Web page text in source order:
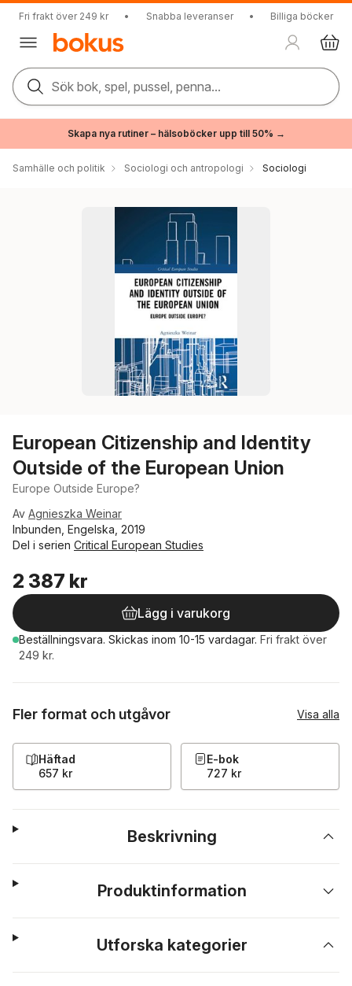
Fri frakt över 249 kr • Snabba leveranser • Billiga böcker
Sök bok, spel, pussel, penna...
Skapa nya rutiner – hälsoböcker upp till 50% →
Samhälle och politik Sociologi och antropologi Sociologi
European Citizenship and Identity
Outside of the European Union
Europe Outside Europe?
Av Agnieszka Weinar
Inbunden, Engelska, 2019
Del i serien Critical European Studies
2 387 kr
Lägg i varukorg
Beställningsvara. Skickas inom 10-15 vardagar. Fri frakt över
249 kr.
Fler format och utgåvor Visa alla
Häftad
657 kr
E-bok
727 kr
Beskrivning
Produktinformation
Utforska kategorier